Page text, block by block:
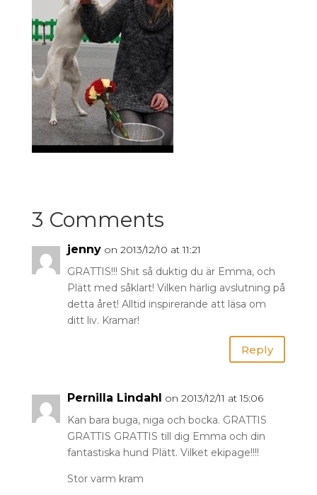
3 Comments
jenny on 2013/12/10 at 11:21
GRATTIS!!! Shit så duktig du är Emma, och
Plätt med såklart! Vilken härlig avslutning på
detta året! Alltid inspirerande att läsa om
ditt liv. Kramar!
Reply
Pernilla Lindahl on 2013/12/11 at 15:06
Kan bara buga, niga och bocka. GRATTIS
GRATTIS GRATTIS till dig Emma och din
fantastiska hund Plätt. Vilket ekipage!!!!
Stor varm kram